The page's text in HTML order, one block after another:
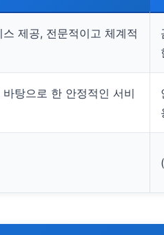
제공, 전문적이고 체계적
탕으로 한 안정적인 서비